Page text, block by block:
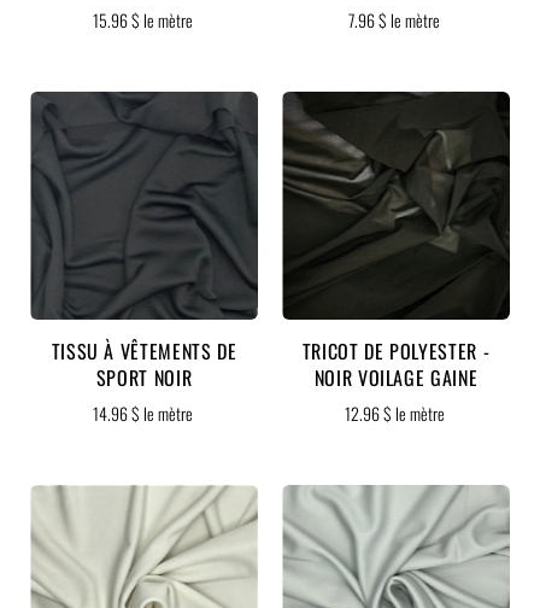
15.96 $ le mètre 7.96 $ le mètre
TISSU À VÊTEMENTS DE
SPORT NOIR
14.96 $ le mètre
TRICOT DE POLYESTER -
NOIR VOILAGE GAINE
12.96 $ le mètre